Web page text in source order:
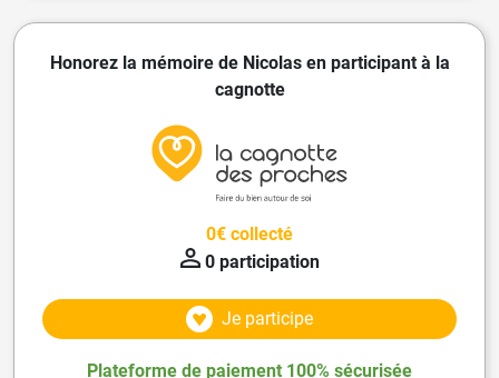
Honorez la mémoire de Nicolas en participant à la
cagnotte
0€ collecté
0 participation
Je participe
Plateforme de paiement 100% sécurisée